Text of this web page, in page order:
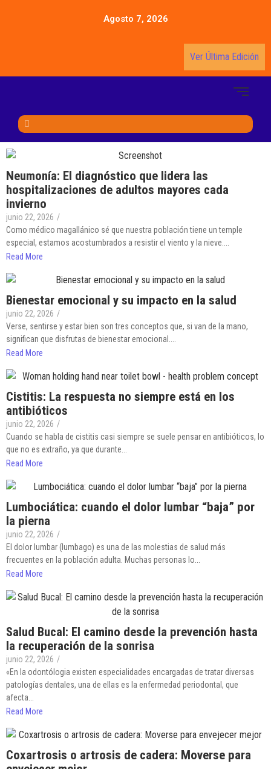
Agosto 7, 2026
Ver Última Edición
Neumonía: El diagnóstico que lidera las
hospitalizaciones de adultos mayores cada
invierno
junio 22, 2026 /
Como médico magallánico sé que nuestra población tiene un temple
especial, estamos acostumbrados a resistir el viento y la nieve....
Read More
Bienestar emocional y su impacto en la salud
junio 22, 2026 /
Verse, sentirse y estar bien son tres conceptos que, si van de la mano,
significan que disfrutas de bienestar emocional....
Read More
Cistitis: La respuesta no siempre está en los
antibióticos
junio 22, 2026 /
Cuando se habla de cistitis casi siempre se suele pensar en antibióticos, lo
que no es extraño, ya que durante...
Read More
Lumbociática: cuando el dolor lumbar “baja” por
la pierna
junio 22, 2026 /
El dolor lumbar (lumbago) es una de las molestias de salud más
frecuentes en la población adulta. Muchas personas lo...
Read More
Salud Bucal: El camino desde la prevención hasta
la recuperación de la sonrisa
junio 22, 2026 /
«En la odontólogia existen especialidades encargadas de tratar diversas
patologías dentales, una de ellas es la enfermedad periodontal, que
afecta...
Read More
Coxartrosis o artrosis de cadera: Moverse para